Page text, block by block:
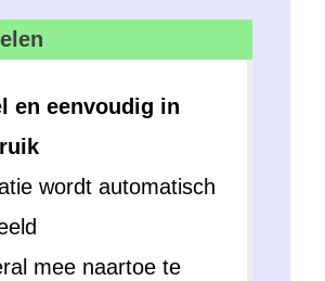
en eenvoudig in
wordt automatisch
mee naartoe te